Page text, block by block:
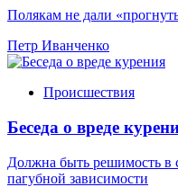
Полякам не дали
Петр Иванченко
Происшествия
Беседа о вреде
Должна быть решимость в
пагубной зависимости